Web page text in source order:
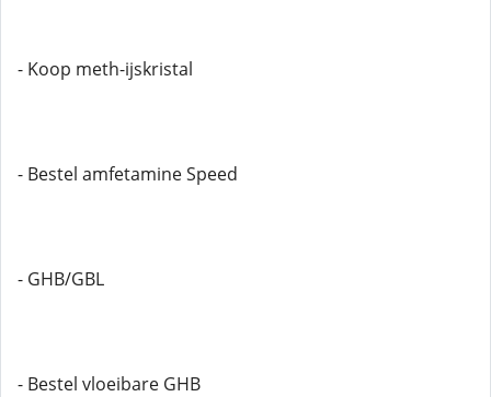
- Koop meth-ijskristal
- Bestel amfetamine Speed
- GHB/GBL
- Bestel vloeibare GHB